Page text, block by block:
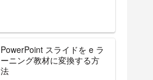
PowerPoint スライドを e ラ
ーニング教材に変換する方
法